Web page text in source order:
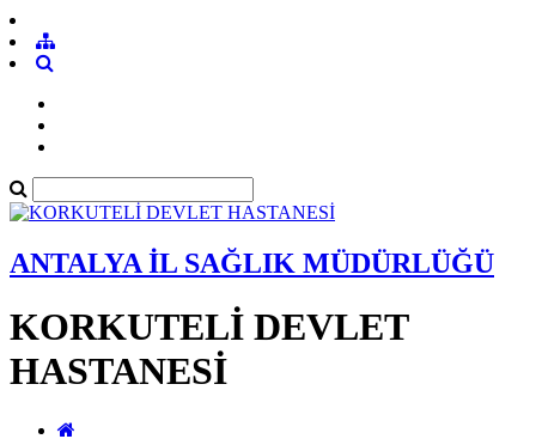
ANTALYA İL SAĞLIK MÜDÜRLÜĞÜ
KORKUTELİ DEVLET
HASTANESİ